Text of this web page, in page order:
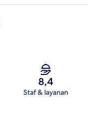
8,4
Staf & layanan